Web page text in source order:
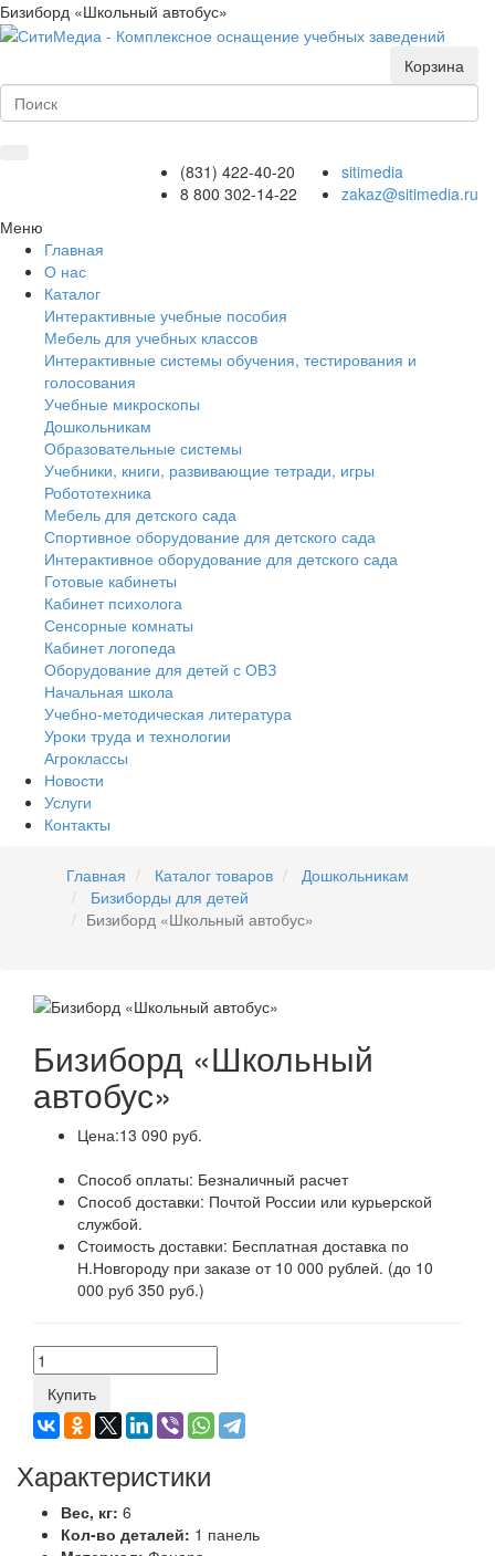
Бизиборд «Школьный автобус»
Корзина
sitimedia
zakaz@sitimedia.ru
(831) 422-40-20
8 800 302-14-22
Меню
Главная
О нас
Каталог
Интерактивные учебные пособия
Мебель для учебных классов
Интерактивные системы обучения, тестирования и
голосования
Учебные микроскопы
Дошкольникам
Образовательные системы
Учебники, книги, развивающие тетради, игры
Робототехника
Мебель для детского сада
Спортивное оборудование для детского сада
Интерактивное оборудование для детского сада
Готовые кабинеты
Кабинет психолога
Сенсорные комнаты
Кабинет логопеда
Оборудование для детей с ОВЗ
Начальная школа
Учебно-методическая литература
Уроки труда и технологии
Агроклассы
Новости
Услуги
Контакты
Главная Каталог товаров
Дошкольникам
Бизиборды для детей
Бизиборд «Школьный автобус»
Бизиборд «Школьный
автобус»
Цена:13 090 руб.
Способ оплаты: Безналичный расчет
Способ доставки: Почтой России или курьерской
службой.
Стоимость доставки: Бесплатная доставка по
Н.Новгороду при заказе от 10 000 рублей. (до 10
000 руб 350 руб.)
Купить
Характеристики
Вес, кг: 6
Кол-во деталей: 1 панель